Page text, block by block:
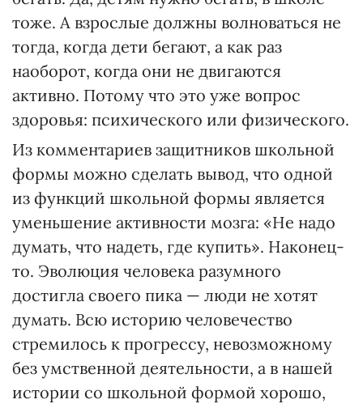
тоже. А взрослые должны волноваться не
тогда, когда дети бегают, а как раз
наоборот, когда они не двигаются
активно. Потому что это уже вопрос
здоровья: психического или физического.
Из комментариев защитников школьной
формы можно сделать вывод, что одной
из функций школьной формы является
уменьшение активности мозга: «Не надо
думать, что надеть, где купить». Наконец-
то. Эволюция человека разумного
достигла своего пика — люди не хотят
думать. Всю историю человечество
стремилось к прогрессу, невозможному
без умственной деятельности, а в нашей
истории со школьной формой хорошо,